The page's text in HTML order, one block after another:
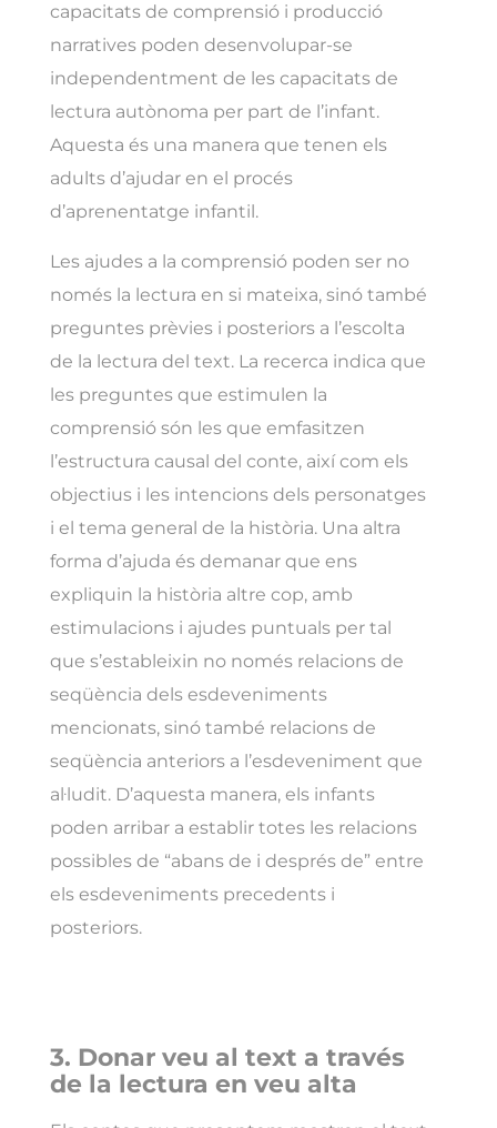
capacitats de comprensió i producció
narratives poden desenvolupar-se
independentment de les capacitats de
lectura autònoma per part de l’infant.
Aquesta és una manera que tenen els
adults d’ajudar en el procés
d’aprenentatge infantil.
Les ajudes a la comprensió poden ser no
només la lectura en si mateixa, sinó també
preguntes prèvies i posteriors a l’escolta
de la lectura del text. La recerca indica que
les preguntes que estimulen la
comprensió són les que emfasitzen
l’estructura causal del conte, així com els
objectius i les intencions dels personatges
i el tema general de la història. Una altra
forma d’ajuda és demanar que ens
expliquin la història altre cop, amb
estimulacions i ajudes puntuals per tal
que s’estableixin no només relacions de
seqüència dels esdeveniments
mencionats, sinó també relacions de
seqüència anteriors a l’esdeveniment que
al·ludit. D’aquesta manera, els infants
poden arribar a establir totes les relacions
possibles de “abans de i després de” entre
els esdeveniments precedents i
posteriors.
3. Donar veu al text a través
de la lectura en veu alta